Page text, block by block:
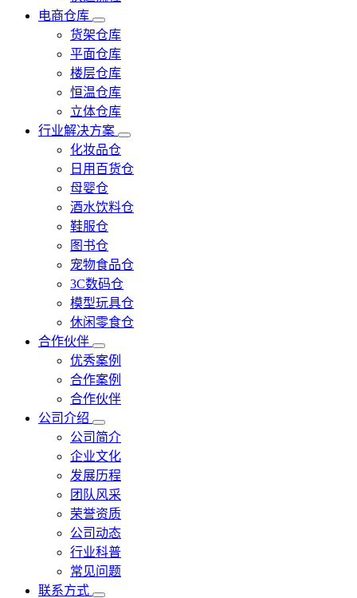
电商仓库
货架仓库
平面仓库
楼层仓库
恒温仓库
立体仓库
行业解决方案
化妆品仓
日用百货仓
母婴仓
酒水饮料仓
鞋服仓
图书仓
宠物食品仓
3C数码仓
模型玩具仓
休闲零食仓
合作伙伴
优秀案例
合作案例
合作伙伴
公司介绍
公司简介
企业文化
发展历程
团队风采
荣誉资质
公司动态
行业科普
常见问题
联系方式